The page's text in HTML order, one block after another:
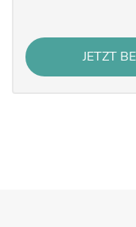
JETZT